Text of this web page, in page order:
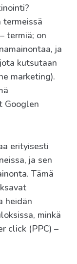
termeissä
termiä; on
ja
kutsutaan
marketing).
Googlen
erityisesti
ja sen
Tämä
heidän
minkä
click (PPC) –